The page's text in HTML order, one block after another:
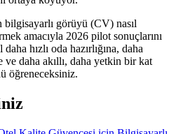
görüyü (CV) nasıl
amacıyla 2026 pilot sonuçlarını
hızlı oda hazırlığına, daha
daha akıllı, daha yetkin bir kat
öğreneceksiniz.